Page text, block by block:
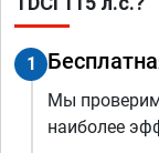
1
Мы
наиболее